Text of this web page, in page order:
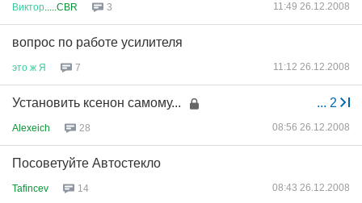
Виктор .....CBR 3 11:49 26.12.2008
вопрос по работе усилителя
это ж Я 7 11:12 26.12.2008
... 2
Установить ксенон самому...
Alexeich 28 08:56 26.12.2008
Посоветуйте Автостекло
Tafincev 14 08:43 26.12.2008